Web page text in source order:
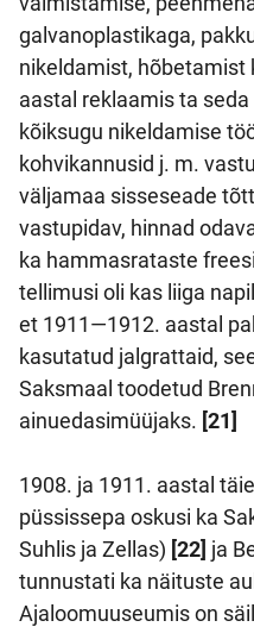
galvanoplastikaga,
nikeldamist, hõbetamist
aastal reklaamis ta
kõiksugu nikeldamise
kohvikannusid j. m.
väljamaa sisseseade
vastupidav, hinnad
ka hammasrataste
tellimusi oli kas liiga
et 1911—1912. aastal
kasutatud jalgrattaid,
Saksmaal toodetud
ainuedasimüüjaks. [21]
1908. ja 1911. aastal
püssissepa oskusi ka
Suhlis ja Zellas) [22] ja
tunnustati ka näituste
Ajaloomuuseumis on